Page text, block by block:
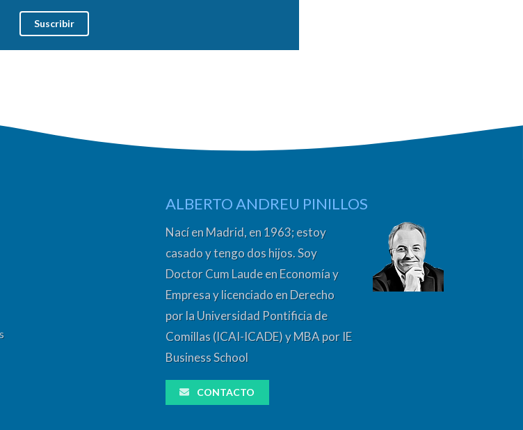
ALBERTO ANDREU PINILLOS
Nací en Madrid, en 1963; estoy
casado y tengo dos hijos. Soy
Doctor Cum Laude en Economía y
Empresa y licenciado en Derecho
por la Universidad Pontificia de
Comillas (ICAI-ICADE) y MBA por IE
Business School
CONTACTO